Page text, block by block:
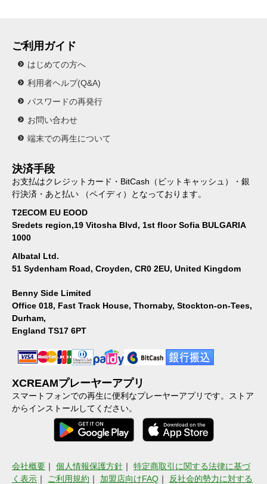
ご利用ガイド
はじめての方へ
利用者ヘルプ(Q&A)
パスワードの再発行
お問い合わせ
端末での再生について
決済手段
お支払はクレジットカード・BitCash（ビットキャッシュ）・銀
行決済・あと払い （ペイディ）となっております。
T2ECOM EU EOOD
Sredets region,19 Vitosha Blvd, 1st floor Sofia BULGARIA
1000
Albatal Ltd.
51 Sydenham Road, Croyden, CR0 2EU, United Kingdom
Benny Side Limited
Office 018, Fast Track House, Thornaby, Stockton-on-Tees,
Durham,
England TS17 6PT
XCREAMプレーヤーアプリ
スマートフォンでの再生に便利なプレーヤーアプリです。ストア
からインストールしてください。
会社概要 ｜ 個人情報保護方針 ｜ 特定商取引に関する法律に基づ
く表示 ｜ ご利用規約 ｜ 加盟店向けFAQ ｜ 反社会的勢力に対する